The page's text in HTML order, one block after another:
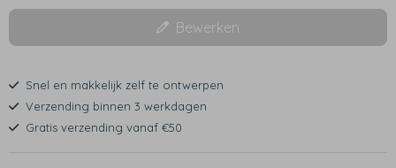
Bewerken
Snel en makkelijk zelf te ontwerpen
Verzending binnen 3 werkdagen
Gratis verzending vanaf €50